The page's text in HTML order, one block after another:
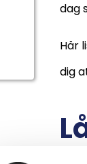
dag
Här
dig